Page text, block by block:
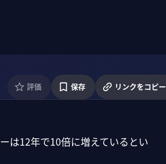
評価 保存 リンクをコピー
は12年で10倍に増えているとい